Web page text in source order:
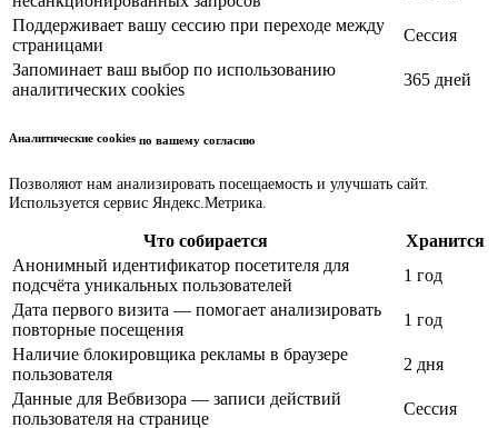
Поддерживает вашу сессию при переходе между
страницами
Сессия
Запоминает ваш выбор по использованию
аналитических cookies
365 дней
Аналитические cookies по вашему согласию
Позволяют нам анализировать посещаемость и улучшать сайт.
Используется сервис Яндекс.Метрика.
Что собирается
Хранится
Анонимный идентификатор посетителя для
подсчёта уникальных пользователей
1 год
Дата первого визита — помогает анализировать
повторные посещения
1 год
Наличие блокировщика рекламы в браузере
пользователя
2 дня
Данные для Вебвизора — записи действий
пользователя на странице
Сессия